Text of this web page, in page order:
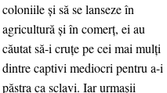
coloniile şi să se lanseze în
agricultură şi în comerţ, ei au
căutat să-i cruţe pe cei mai mulţi
dintre captivi mediocri pentru a-i
păstra ca sclavi. Iar urmaşii